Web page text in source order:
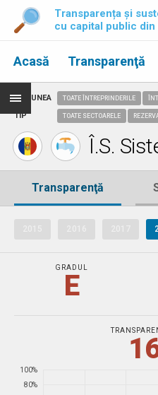
Transparența și
cu capital public din
Acasă Transparenţă
REGIUNEA
TIP
TOATE ÎNTREPRINDERILE
TOATE SECTOARELE
Î.S.
Transparenţă
GRADUL
E
80%
100%